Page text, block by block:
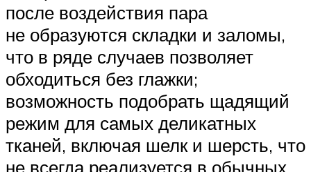
после воздействия пара
не образуются складки и заломы,
что в ряде случаев позволяет
обходиться без глажки;
возможность подобрать щадящий
режим для самых деликатных
тканей, включая шелк и шерсть, что
не всегда реализуется в обычных